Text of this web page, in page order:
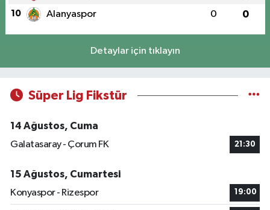
10 Alanyaspor 0 0
Detaylar için tıklayın
Süper Lig Fikstür
14 Ağustos, Cuma
Galatasaray - Çorum FK
21:30
15 Ağustos, Cumartesi
Konyaspor - Rizespor
19:00